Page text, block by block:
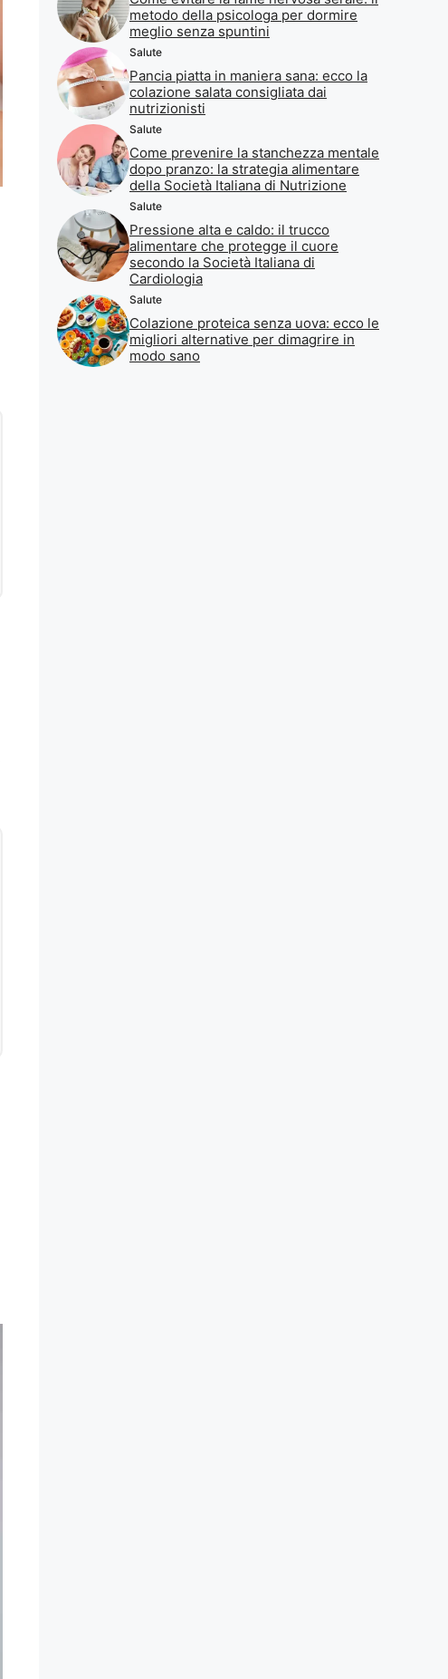
metodo della psicologa per dormire
meglio senza spuntini
Salute
Pancia piatta in maniera sana: ecco la
colazione salata consigliata dai
nutrizionisti
Salute
Come prevenire la stanchezza mentale
dopo pranzo: la strategia alimentare
della Società Italiana di Nutrizione
Salute
Pressione alta e caldo: il trucco
alimentare che protegge il cuore
secondo la Società Italiana di
Cardiologia
Salute
Colazione proteica senza uova: ecco le
migliori alternative per dimagrire in
modo sano